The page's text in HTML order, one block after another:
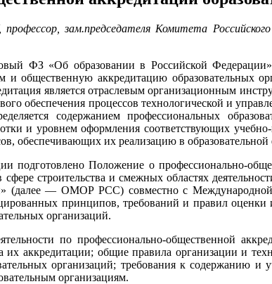
зам.председателя Комитета
ФЗ «Об образовании в Российской
и общественную аккредитацию образовательных
является отраслевым организационным
обеспечения процессов технологической и
содержанием профессиональных
и уровнем оформления соответствующих
обеспечивающих их реализацию в образовательной
подготовлено Положение о профессионально-
сфере строительства и смежных областях
(далее — ОМОР РСС) совместно с
принципов, требований и правил оценки
организаций.
по профессионально-общественной
их аккредитации; общие правила организации и
организаций; требования к содержанию и
организациям.